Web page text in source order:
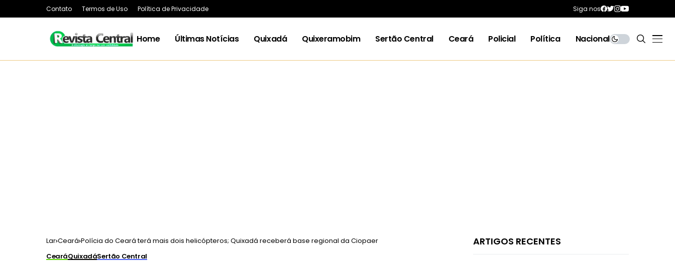
Contato Termos de Uso Política de Privacidade Siga nos
Home Últimas Notícias Quixadá Quixeramobim Sertão Central Ceará Policial Política Nacional
Lar Ceará Polícia do Ceará terá mais dois helicópteros; Quixadá receberá base regional da Ciopaer
CearáQuixadáSertão Central
ARTIGOS RECENTES